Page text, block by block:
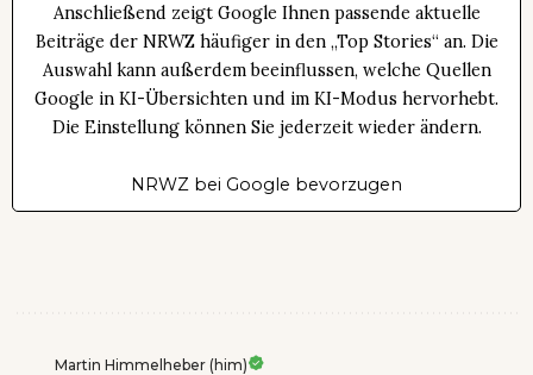
Anschließend zeigt Google Ihnen passende aktuelle
Beiträge der NRWZ häufiger in den „Top Stories“ an. Die
Auswahl kann außerdem beeinflussen, welche Quellen
Google in KI-Übersichten und im KI-Modus hervorhebt.
Die Einstellung können Sie jederzeit wieder ändern.
NRWZ bei Google bevorzugen
Martin Himmelheber (him)